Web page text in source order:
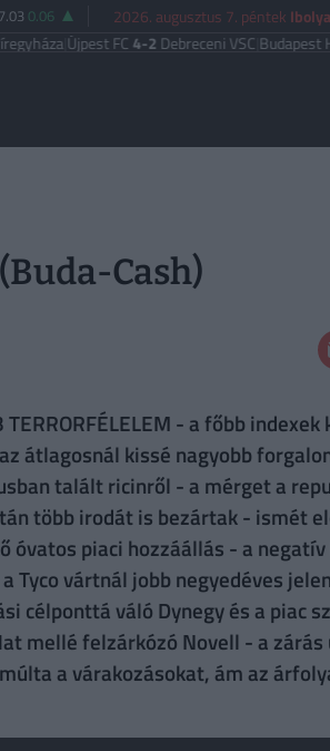
0.06 2026. augusztus 7. péntek Ibolya
|Újpest FC4-2Debreceni VSC|Budapest
Cash)
TERRORFÉLELEM - a főbb
átlagosnál kissé nagyobb
talált ricinről - a mérget a
több irodát is bezártak - ismét
óvatos piaci hozzáállás - a
Tyco vártnál jobb negyedéves
célponttá váló Dynegy és a piac
mellé felzárkózó Novell - a
a várakozásokat, ám az